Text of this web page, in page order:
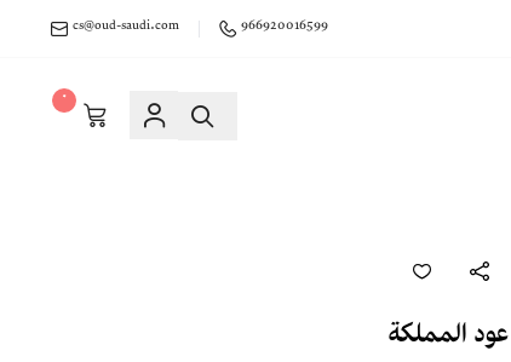
966920016599
cs@oud-saudi.com
٠
عود المملكة